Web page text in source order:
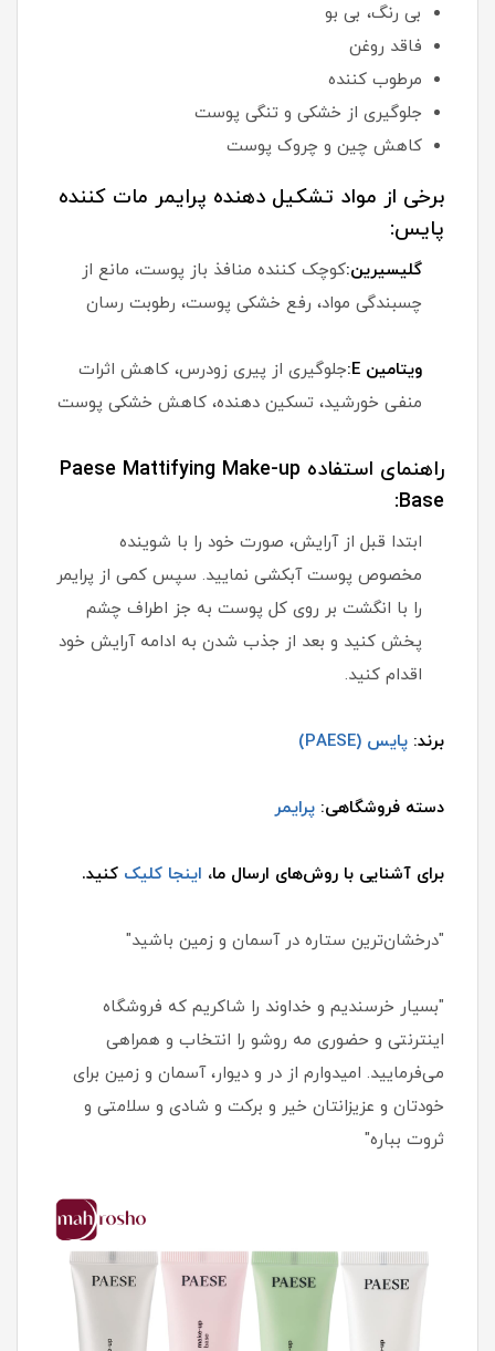
بی رنگ، بی بو
فاقد روغن
مرطوب کننده
جلوگیری از خشکی و تنگی پوست
کاهش چین و چروک پوست
برخی از مواد تشکیل دهنده پرایمر مات کننده
پایس:
گلیسیرین:کوچک کننده منافذ باز پوست، مانع از
چسبندگی مواد، رفع خشکی پوست، رطوبت رسان
ویتامین E:
جلوگیری از پیری زودرس، کاهش اثرات
منفی خورشید، تسکین دهنده، کاهش خشکی پوست
راهنمای استفاده Paese Mattifying Make-up
Base:
ابتدا قبل از آرایش، صورت خود را با شوینده
مخصوص پوست آبکشی نمایید. سپس کمی از پرایمر
را با انگشت بر روی کل پوست به جز اطراف چشم
پخش کنید و بعد از جذب شدن به ادامه آرایش خود
اقدام کنید.
برند: پایس (PAESE)
دسته فروشگاهی: پرایمر
برای آشنایی با روش‌های ارسال ما، اینجا کلیک کنید.
"درخشان‌ترین ستاره در آسمان و زمین باشید"
"بسیار خرسندیم و خداوند را شاکریم که فروشگاه
اینترنتی و حضوری مه روشو را انتخاب و همراهی
می‌فرمایید. امیدوارم از در و دیوار، آسمان و زمین برای
خودتان و عزیزانتان خیر و برکت و شادی و سلامتی و
ثروت بباره"